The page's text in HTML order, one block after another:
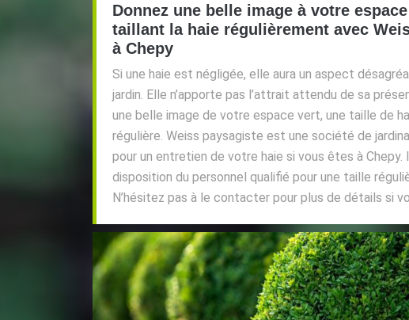
Donnez une belle image à votre
taillant la haie régulièrement avec
à Chepy
Si une haie est négligée, elle aura un aspect
jardin. Elle n’apporte pas l’attrait attendu de sa
une belle image de votre espace vert, une taille de
régulière. Weiss paysagiste est une société de
pour un entretien de votre haie si vous êtes à
disposition du personnel qualifié pour une taille
N’hésitez pas à le contacter pour plus de détails si